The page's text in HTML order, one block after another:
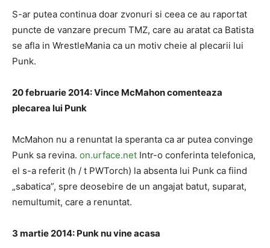
S-ar putea continua doar zvonuri si ceea ce au raportat
puncte de vanzare precum TMZ, care au aratat ca Batista
se afla in WrestleMania ca un motiv cheie al plecarii lui
Punk.
20 februarie 2014: Vince McMahon comenteaza
plecarea lui Punk
McMahon nu a renuntat la speranta ca ar putea convinge
Punk sa revina. on.urface.net Intr-o conferinta telefonica,
el s-a referit (h / t PWTorch) la absenta lui Punk ca fiind
„sabatica”, spre deosebire de un angajat batut, suparat,
nemultumit, care a renuntat.
3 martie 2014: Punk nu vine acasa